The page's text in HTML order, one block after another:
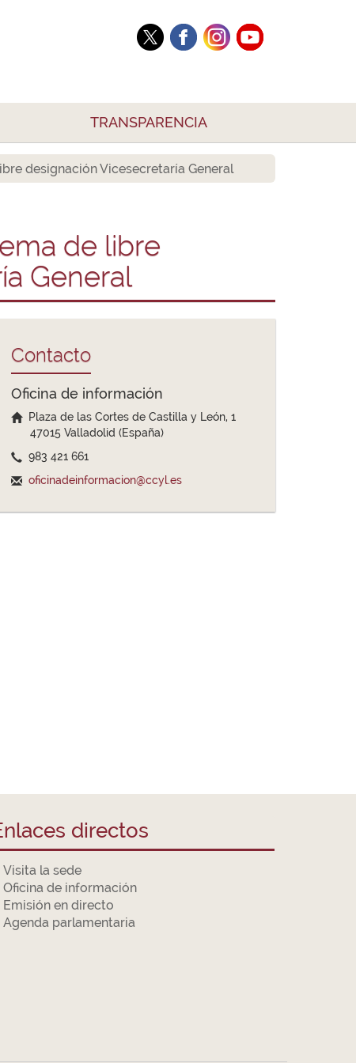
TRANSPARENCIA
designación Vicesecretaría General
de libre
General
Contacto
Oficina de información
Plaza de las Cortes de Castilla y León, 1
47015 Valladolid (España)
983 421 661
oficinadeinformacion@ccyl.es
directos
Visita la sede
Oficina de información
Emisión en directo
Agenda parlamentaria